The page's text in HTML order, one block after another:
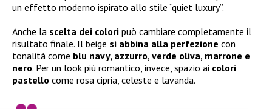
un effetto moderno ispirato allo stile “quiet luxury”.
Anche la scelta dei colori può cambiare completamente il
risultato finale. Il beige si abbina alla perfezione con
tonalità come blu navy, azzurro, verde oliva, marrone e
nero. Per un look più romantico, invece, spazio ai colori
pastello come rosa cipria, celeste e lavanda.